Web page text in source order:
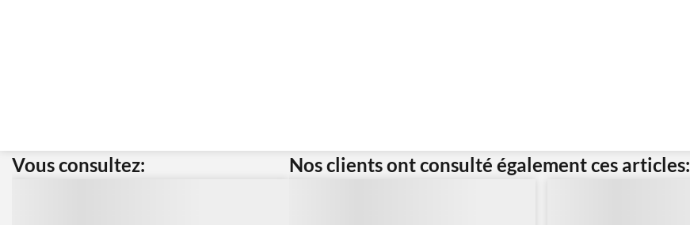
Vous consultez: Nos clients ont consulté également ces articles: